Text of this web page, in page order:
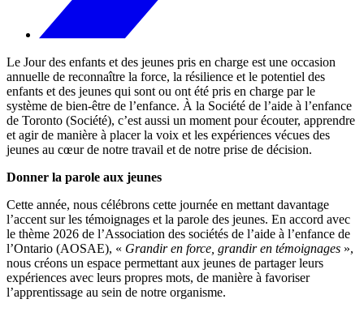
Le Jour des enfants et des jeunes pris en charge est une occasion
annuelle de reconnaître la force, la résilience et le potentiel des
enfants et des jeunes qui sont ou ont été pris en charge par le
système de bien-être de l’enfance. À la Société de l’aide à l’enfance
de Toronto (Société), c’est aussi un moment pour écouter, apprendre
et agir de manière à placer la voix et les expériences vécues des
jeunes au cœur de notre travail et de notre prise de décision.
Donner la parole aux jeunes
Cette année, nous célébrons cette journée en mettant davantage
l’accent sur les témoignages et la parole des jeunes. En accord avec
le thème 2026 de l’Association des sociétés de l’aide à l’enfance de
l’Ontario (AOSAE), « Grandir en force, grandir en témoignages »,
nous créons un espace permettant aux jeunes de partager leurs
expériences avec leurs propres mots, de manière à favoriser
l’apprentissage au sein de notre organisme.